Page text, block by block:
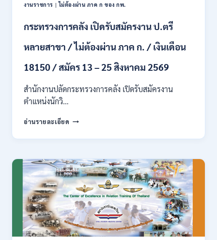
44
/
และ
ทุก
อื่นๆ
ผ่าน
สมัคร
ได้
/
เงิน
เดือน
สูงสุด
23,600
/
งานราชการ |ไม่ต้องผ่าน ภาค ก ของ กพ.
กระทรวงการคลัง เปิดรับสมัครงาน ป.ตรี
หลายสาขา / ไม่ต้องผ่าน ภาค ก. / เงินเดือน
18150 / สมัคร 13 – 25 สิงหาคม 2569
สำนักงานปลัดกระทรวงการคลัง เปิดรับสมัครงาน
ตำแหน่งนักวิ…
อ่านรายละเอียด กระทรวง
คลัง
รับ
สมัคร
งาน
ป.ตรี
หลาย
สาขา
/
ไม่
ต้อง